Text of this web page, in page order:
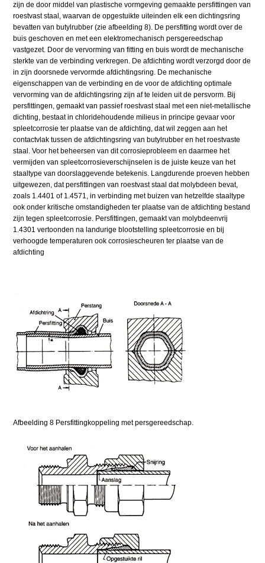
zijn de door middel van plastische vormgeving gemaakte persfittingen van
roestvast staal, waarvan de opgestuikte uiteinden elk een dichtingsring
bevatten van butylrubber (zie afbeelding 8). De persfitting wordt over de
buis geschoven en met een elektromechanisch persgereedschap
vastgezet. Door de vervorming van fitting en buis wordt de mechanische
sterkte van de verbinding verkregen. De afdichting wordt verzorgd door de
in zijn doorsnede vervormde afdichtingsring. De mechanische
eigenschappen van de verbinding en de voor de afdichting optimale
vervorming van de afdichtingsring zijn af te leiden uit de persvorm. Bij
persfittingen, gemaakt van passief roestvast staal met een niet-metallische
dichting, bestaat in chloridehoudende milieus in principe gevaar voor
spleetcorrosie ter plaatse van de afdichting, dat wil zeggen aan het
contactvlak tussen de afdichtingsring van butylrubber en het roestvaste
staal. Voor het beheersen van dit corrosieprobleem en daarmee het
vermijden van spleetcorrosieverschijnselen is de juiste keuze van het
staaltype van doorslaggevende betekenis. Langdurende proeven hebben
uitgewezen, dat persfittingen van roestvast staal dat molybdeen bevat,
zoals 1.4401 of 1.4571, in verbinding met buizen van hetzelfde staaltype
ook onder kritische omstandigheden ter plaatse van de afdichting bestand
zijn tegen spleetcorrosie. Persfittingen, gemaakt van molybdeenvrij
1.4301 vertoonden na landurige blootstelling spleetcorrosie en bij
verhoogde temperaturen ook corrosiescheuren ter plaatse van de
afdichting
Afbeelding 8 Persfittingkoppeling met persgereedschap.